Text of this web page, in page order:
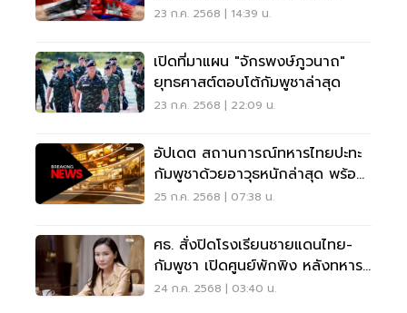
กัมพูชา
23 ก.ค. 2568 | 14:39 น.
เปิดที่มาแผน "จักรพงษ์ภูวนาถ"
ยุทธศาสต์ตอบโต้กัมพูชาล่าสุด
23 ก.ค. 2568 | 22:09 น.
อัปเดต สถานการณ์ทหารไทยปะทะ
กัมพูชาด้วยอาวุธหนักล่าสุด พร้อม
ไทม์ไลน์สำคัญ
25 ก.ค. 2568 | 07:38 น.
ศธ. สั่งปิดโรงเรียนชายแดนไทย-
กัมพูชา เปิดศูนย์พักพิง หลังทหาร
ปะทะเดือด
24 ก.ค. 2568 | 03:40 น.